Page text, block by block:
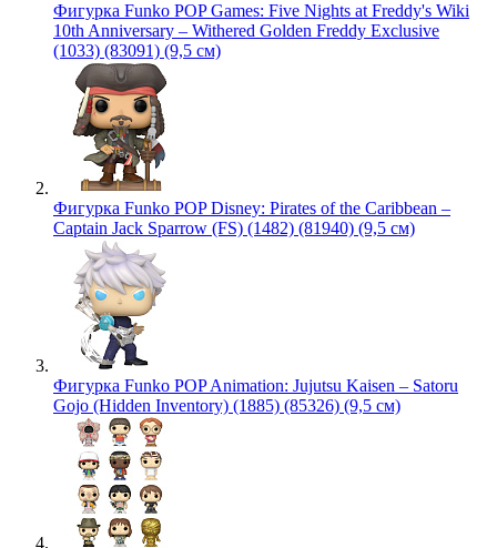
Фигурка Funko POP Games: Five Nights at Freddy's Wiki
10th Anniversary – Withered Golden Freddy Exclusive
(1033) (83091) (9,5 см)
Фигурка Funko POP Disney: Pirates of the Caribbean –
Captain Jack Sparrow (FS) (1482) (81940) (9,5 см)
Фигурка Funko POP Animation: Jujutsu Kaisen – Satoru
Gojo (Hidden Inventory) (1885) (85326) (9,5 см)